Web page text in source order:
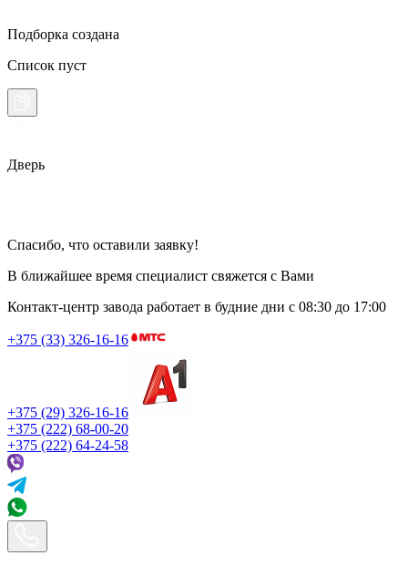
Подборка создана
Список пуст
Дверь
Спасибо, что оставили заявку!
В ближайшее время специалист свяжется с Вами
Контакт-центр завода работает в будние дни с 08:30 до 17:00
+375 (33) 326-16-16
+375 (29) 326-16-16
+375 (222) 68-00-20
+375 (222) 64-24-58